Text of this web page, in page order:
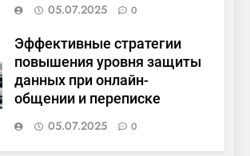
05.07.2025
0
Эффективные стратегии
повышения уровня защиты
данных при онлайн-
общении и переписке
05.07.2025
0